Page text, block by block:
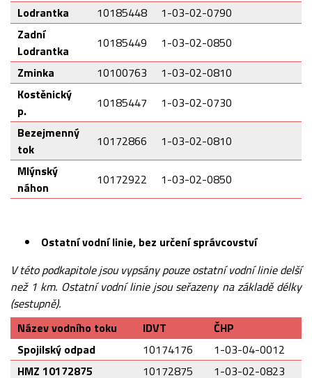
Lodrantka
10185448
1-03-02-0790
Zadní
Lodrantka
10185449
1-03-02-0850
Zminka
10100763
1-03-02-0810
Kostěnický
p.
10185447
1-03-02-0730
Bezejmenný
tok
10172866
1-03-02-0810
Mlýnský
náhon
10172922 1-03-02-0850
Ostatní vodní linie, bez určení správcovství
V této podkapitole jsou vypsány pouze ostatní vodní linie delší
než 1 km. Ostatní vodní linie jsou seřazeny na základě délky
(sestupně).
Název vodního toku
IDVT
ČHP
Spojilský odpad
10174176
1-03-04-0012
HMZ 10172875
10172875 1-03-02-0823